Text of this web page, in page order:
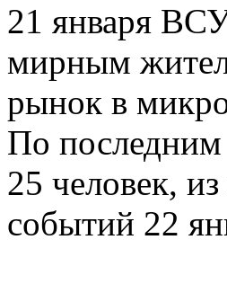
21 января
мирным
рынок в
По последним
25 человек,
событий 22